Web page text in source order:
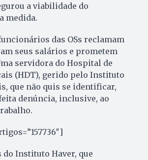
a viabilidade do
medida.
das OSs reclamam
seus salários e prometem
servidora do Hospital de
(HDT), gerido pelo Instituto
que não quis se identificar,
denúncia, inclusive, ao
Instituto Haver, que